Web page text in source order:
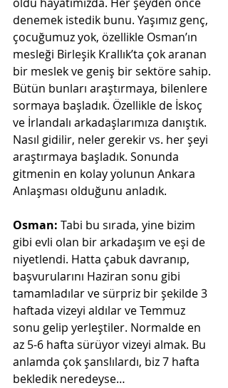
denemek istedik bunu. Yaşımız genç,
çocuğumuz yok, özellikle Osman’ın
mesleği Birleşik Krallık’ta çok aranan
bir meslek ve geniş bir sektöre sahip.
Bütün bunları araştırmaya, bilenlere
sormaya başladık. Özellikle de İskoç
ve İrlandalı arkadaşlarımıza danıştık.
Nasıl gidilir, neler gerekir vs. her şeyi
araştırmaya başladık. Sonunda
gitmenin en kolay yolunun Ankara
Anlaşması olduğunu anladık.
Osman: Tabi bu sırada, yine bizim
gibi evli olan bir arkadaşım ve eşi de
niyetlendi. Hatta çabuk davranıp,
başvurularını Haziran sonu gibi
tamamladılar ve sürpriz bir şekilde 3
haftada vizeyi aldılar ve Temmuz
sonu gelip yerleştiler. Normalde en
az 5-6 hafta sürüyor vizeyi almak. Bu
anlamda çok şanslılardı, biz 7 hafta
bekledik neredeyse…